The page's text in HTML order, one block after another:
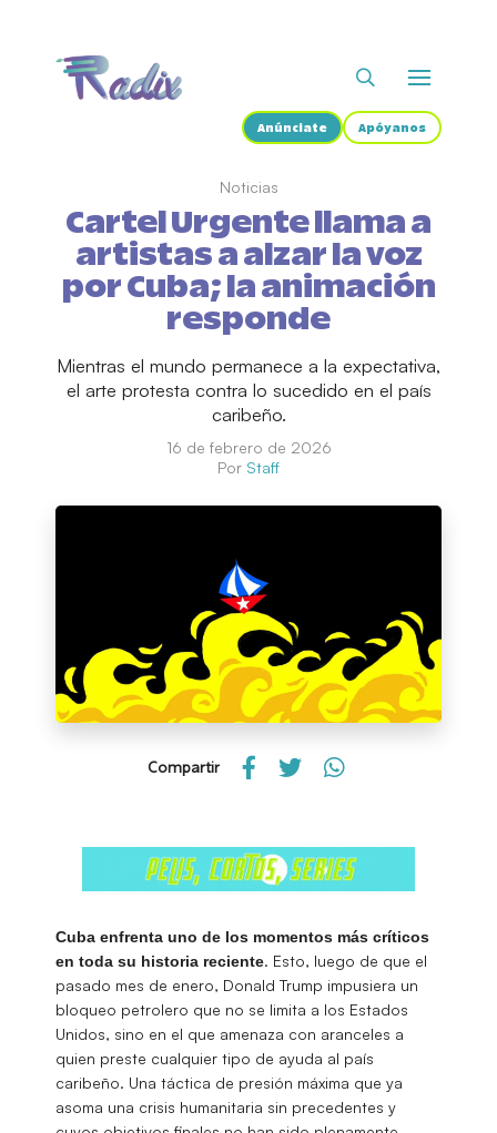
Anúnciate Apóyanos
Noticias
Cartel Urgente llama a
artistas a alzar la voz
por Cuba; la animación
responde
Mientras el mundo permanece a la expectativa,
el arte protesta contra lo sucedido en el país
caribeño.
16 de febrero de 2026
Por Staff
Compartir
Cuba enfrenta uno de los momentos más críticos
en toda su historia reciente. Esto, luego de que el
pasado mes de enero, Donald Trump impusiera un
bloqueo petrolero que no se limita a los Estados
Unidos, sino en el que amenaza con aranceles a
quien preste cualquier tipo de ayuda al país
caribeño. Una táctica de presión máxima que ya
asoma una crisis humanitaria sin precedentes y